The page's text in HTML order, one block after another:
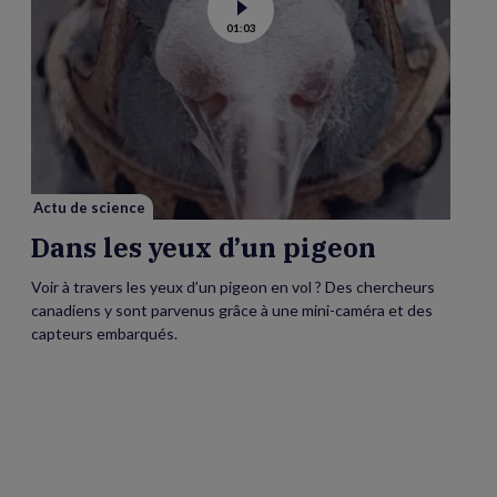
Voir
la
vidéo
01:03
Actu de science
Dans les yeux d’un pigeon
Voir à travers les yeux d’un pigeon en vol ? Des chercheurs
canadiens y sont parvenus grâce à une mini-caméra et des
capteurs embarqués.